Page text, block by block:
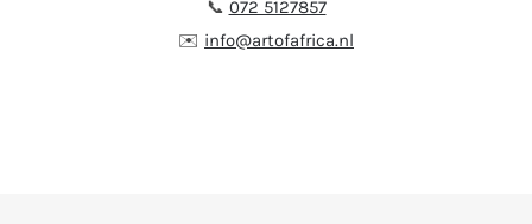
📞 072 5127857
✉️ info@artofafrica.nl